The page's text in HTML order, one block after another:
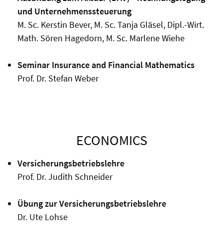
und Unternehmenssteuerung
M. Sc. Kerstin Bever, M. Sc. Tanja Gläsel, Dipl.-Wirt.
Math. Sören Hagedorn, M. Sc. Marlene Wiehe
Seminar Insurance and Financial Mathematics
Prof. Dr. Stefan Weber
ECONOMICS
Versicherungsbetriebslehre
Prof. Dr. Judith Schneider
Übung zur Versicherungsbetriebslehre
Dr. Ute Lohse